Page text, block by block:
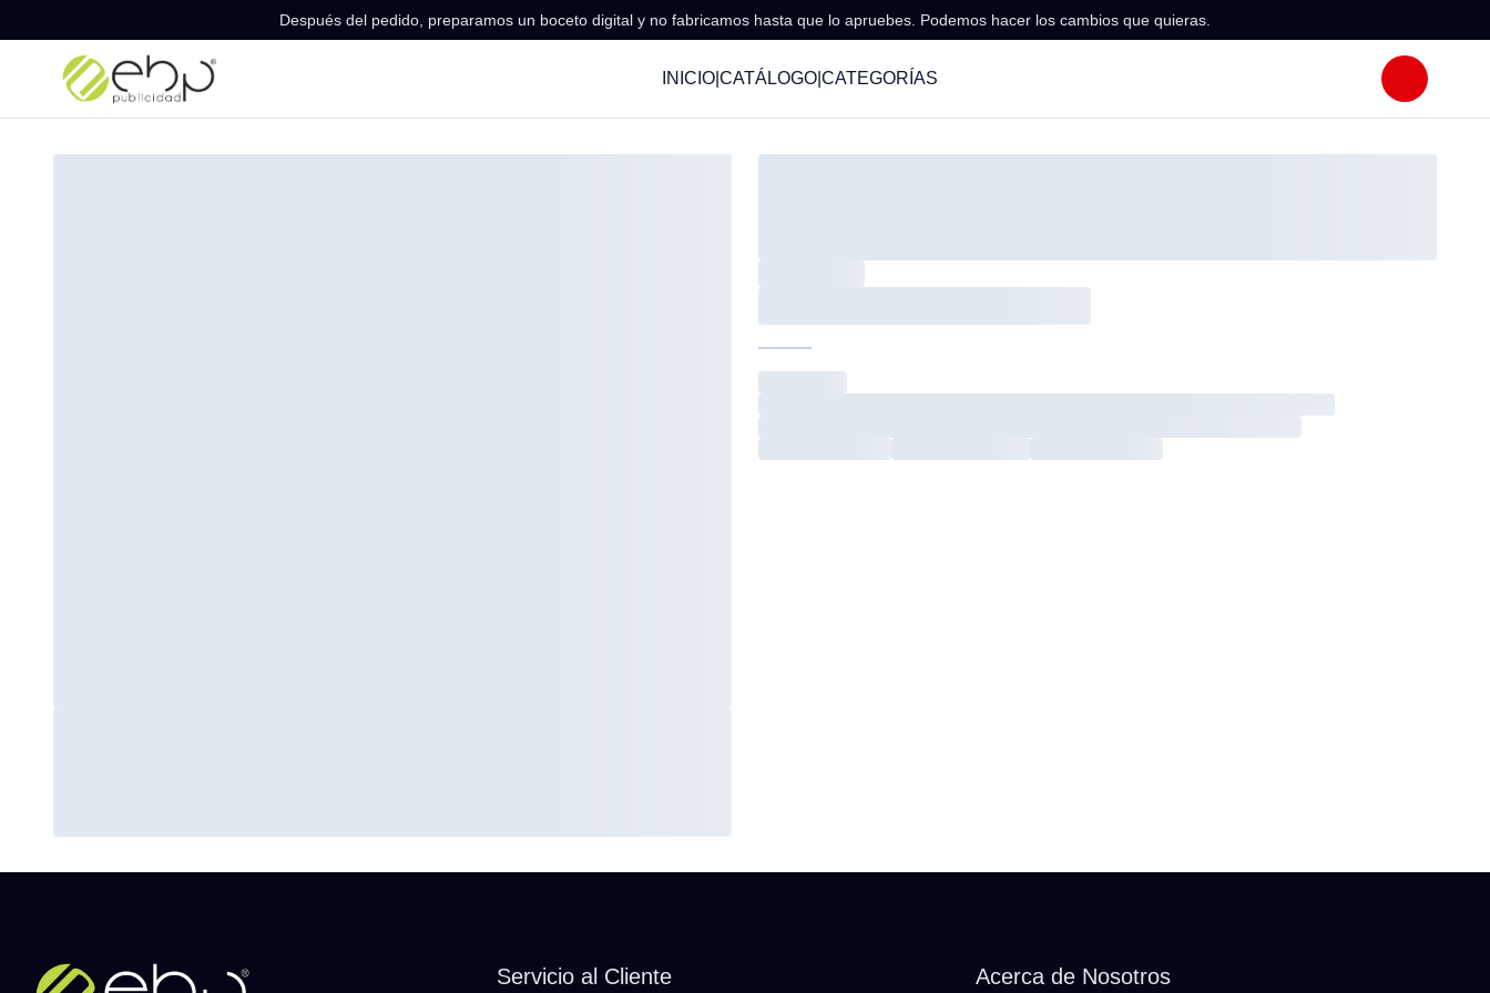
Después del pedido, preparamos un boceto digital y no fabricamos hasta que lo apruebes. Podemos hacer los cambios que quieras.
INICIO| CATÁLOGO| CATEGORÍAS
Servicio al Cliente Acerca de Nosotros